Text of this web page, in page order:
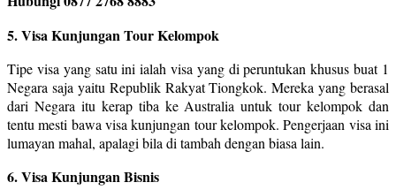
5. Visa Kunjungan Tour Kelompok
Tipe visa yang satu ini ialah visa yang di peruntukan khusus buat 1
Negara saja yaitu Republik Rakyat Tiongkok. Mereka yang berasal
dari Negara itu kerap tiba ke Australia untuk tour kelompok dan
tentu mesti bawa visa kunjungan tour kelompok. Pengerjaan visa ini
lumayan mahal, apalagi bila di tambah dengan biasa lain.
6. Visa Kunjungan Bisnis